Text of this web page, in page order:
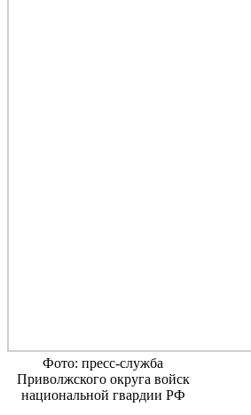
Фото: пресс-служба
Приволжского округа войск
национальной гвардии РФ